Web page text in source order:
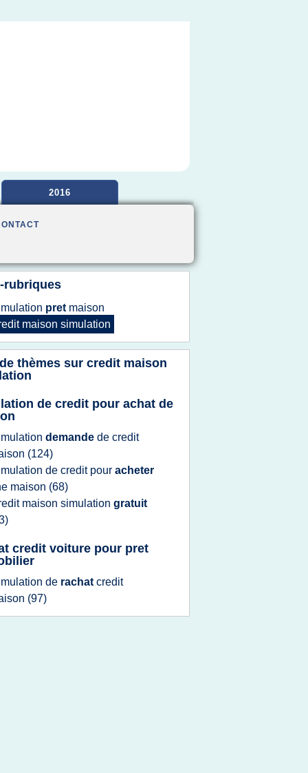
2016
rubriques
pret maison
maison simulation
thèmes sur credit maison
de credit pour achat de
demande de credit
(124)
de credit pour acheter
maison (68)
maison simulation gratuit
credit voiture pour pret
de rachat credit
(97)